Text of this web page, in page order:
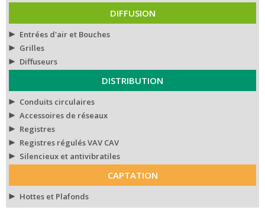
DIFFUSION
Entrées d'air et Bouches
Grilles
Diffuseurs
DISTRIBUTION
Conduits circulaires
Accessoires de réseaux
Registres
Registres régulés VAV CAV
Silencieux et antivibratiles
CAPTATION
Hottes et Plafonds